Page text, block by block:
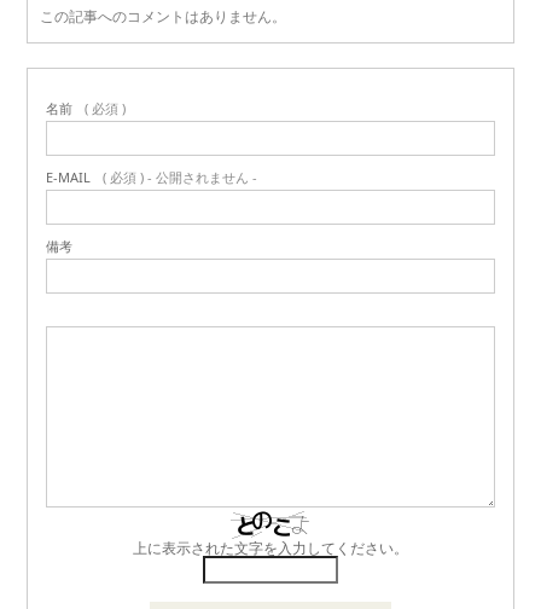
この記事へのコメントはありません。
名前 ( 必須 )
E-MAIL ( 必須 ) - 公開されません -
備考
上に表示された文字を入力してください。